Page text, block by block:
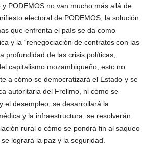
PODEMOS no van mucho más allá de
electoral de PODEMOS, la solución
que enfrenta el país se da como
y la “renegociación de contratos con las
profundidad de las crisis políticas,
capitalismo mozambiqueño, esto no
a cómo se democratizará el Estado y se
autoritaria del Frelimo, ni cómo se
el desempleo, se desarrollará la
y la infraestructura, se resolverán
rural o cómo se pondrá fin al saqueo
logrará la paz y la seguridad.